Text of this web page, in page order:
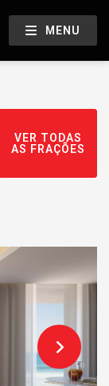
MENU
VER TODAS
AS FRAÇÕES